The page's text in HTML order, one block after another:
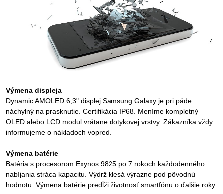
Výmena displeja
Dynamic AMOLED 6,3" displej Samsung Galaxy je pri páde
náchylný na prasknutie. Certifikácia IP68. Meníme kompletný
OLED alebo LCD modul vrátane dotykovej vrstvy. Zákazníka vždy
informujeme o nákladoch vopred.
Výmena batérie
Batéria s procesorom Exynos 9825 po 7 rokoch každodenného
nabíjania stráca kapacitu. Výdrž klesá výrazne pod pôvodnú
hodnotu. Výmena batérie predĺži životnosť smartfónu o ďalšie roky.